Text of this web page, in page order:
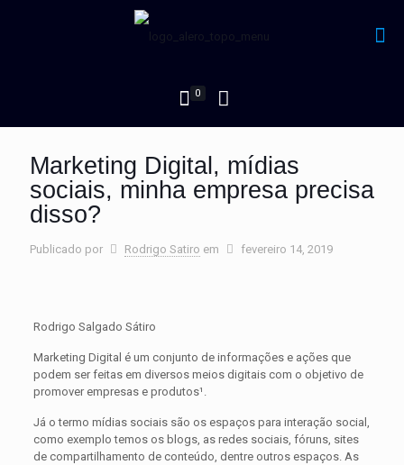
0
Marketing Digital, mídias
sociais, minha empresa precisa
disso?
Publicado por Rodrigo Satiro em fevereiro 14, 2019
Rodrigo Salgado Sátiro
Marketing Digital é um conjunto de informações e ações que
podem ser feitas em diversos meios digitais com o objetivo de
promover empresas e produtos¹.
Já o termo mídias sociais são os espaços para interação social,
como exemplo temos os blogs, as redes sociais, fóruns, sites
de compartilhamento de conteúdo, dentre outros espaços. As